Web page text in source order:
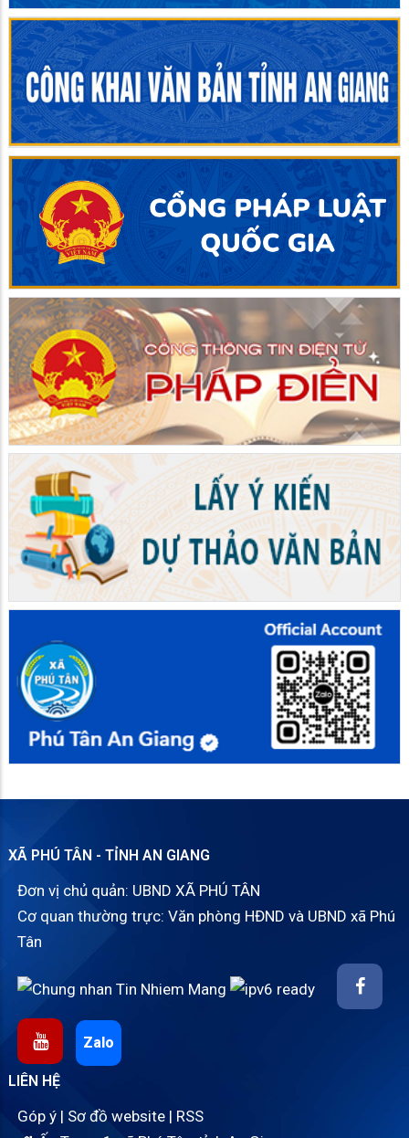
XÃ PHÚ TÂN - TỈNH AN GIANG
Đơn vị chủ quản: UBND XÃ PHÚ TÂN
Cơ quan thường trực: Văn phòng HĐND và UBND xã Phú
Tân
Zalo
LIÊN HỆ
Góp ý | Sơ đồ website | RSS